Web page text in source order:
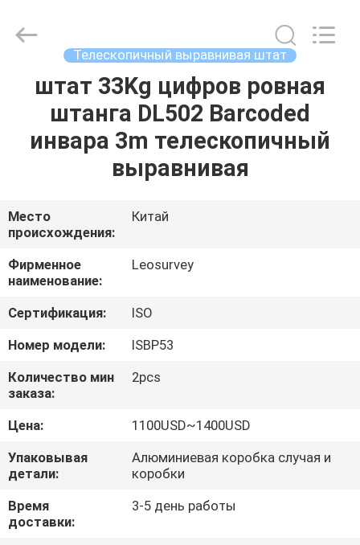
ДОМ
ПРОДУКТЫ
НАС
ПУТЕШЕСТВИЕ
ФАБРИКИ
ПРОВЕРКА
КАЧЕСТВА
СВЯЖИТЕСЬ
МЫ
СПРОСИТЕ
ЦИТАТУ
Instrument
Co.,Ltd.
Телескопичный выравнивая штат
штат 33Kg цифров ровная
штанга DL502 Barcoded
инвара 3m телескопичный
выравнивая
Место
происхождения:
Китай
Фирменное
наименование:
Leosurvey
Сертификация:
ISO
Номер модели:
ISBP53
Количество мин
заказа:
2pcs
Цена:
1100USD~1400USD
Упаковывая
детали:
Алюминиевая коробка случая и
коробки
Время
доставки:
3-5 день работы